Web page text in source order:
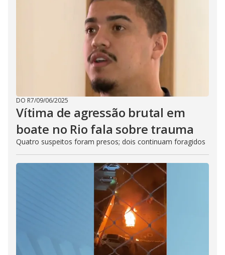
DO R7/09/06/2025
Vítima de agressão brutal em
boate no Rio fala sobre trauma
Quatro suspeitos foram presos; dois continuam foragidos